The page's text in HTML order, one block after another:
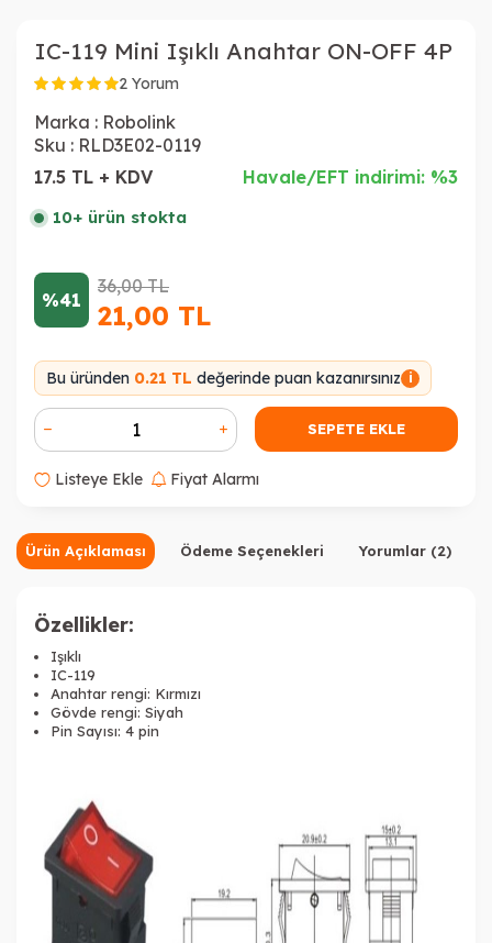
IC-119 Mini Işıklı Anahtar ON-OFF 4P
2 Yorum
Marka : Robolink
Sku : RLD3E02-0119
17.5 TL + KDV
Havale/EFT indirimi: %3
10+ ürün stokta
%41
36,00TL
21,00 TL
Bu üründen 0.21 TL değerinde puan kazanırsınız i
SEPETE EKLE
Listeye Ekle Fiyat Alarmı
Ürün Açıklaması Ödeme Seçenekleri Yorumlar (2)
Özellikler:
Işıklı
IC-119
Anahtar rengi: Kırmızı
Gövde rengi: Siyah
Pin Sayısı: 4 pin